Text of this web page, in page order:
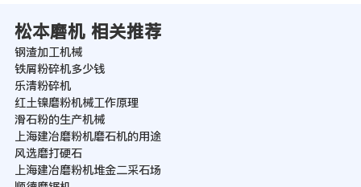
松本磨机 相关推荐
钢渣加工机械
铁屑粉碎机多少钱
乐清粉碎机
红土镍磨粉机械工作原理
滑石粉的生产机械
上海建冶磨粉机磨石机的用途
风选磨打硬石
上海建冶磨粉机堆金二采石场